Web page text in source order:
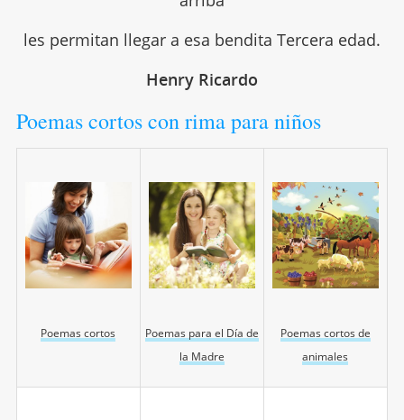
les permitan llegar a esa bendita Tercera edad.
Henry Ricardo
Poemas cortos con rima para niños
Poemas cortos
Poemas para el Día de
la Madre
Poemas cortos de
animales